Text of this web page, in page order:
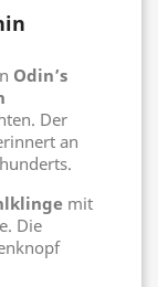
Odin’s
Der
an
mit
Die